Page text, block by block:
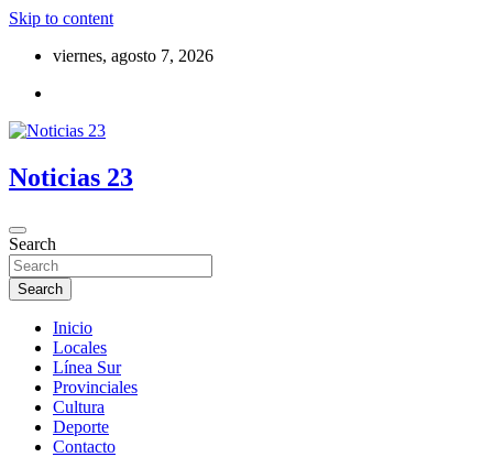
Skip to content
viernes, agosto 7, 2026
Noticias 23
Search
Search
Inicio
Locales
Línea Sur
Provinciales
Cultura
Deporte
Contacto